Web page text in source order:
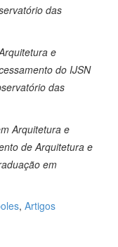
das
e
do IJSN
das
Arquitetura e
de Arquitetura e
em
, Artigos